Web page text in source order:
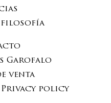
filosofía
Garofalo
venta
policy